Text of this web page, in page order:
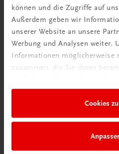
können und die Zugriffe auf
Außerdem geben wir
unserer Website an unsere
Werbung und Analysen weiter.
Informationen möglicherweise
zusammen, die Sie ihnen
Cookies
mehr
TRAUNER Verlag +
Köglstraße 14
WhatsApp:+43